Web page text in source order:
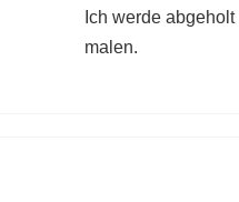
Ich werde
malen.